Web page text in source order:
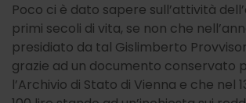
Poco ci è dato sapere sull’attività
primi secoli di vita, se non che
presidiato da tal Gislimberto
grazie ad un documento conservato
l’Archivio di Stato di Vienna e che nel